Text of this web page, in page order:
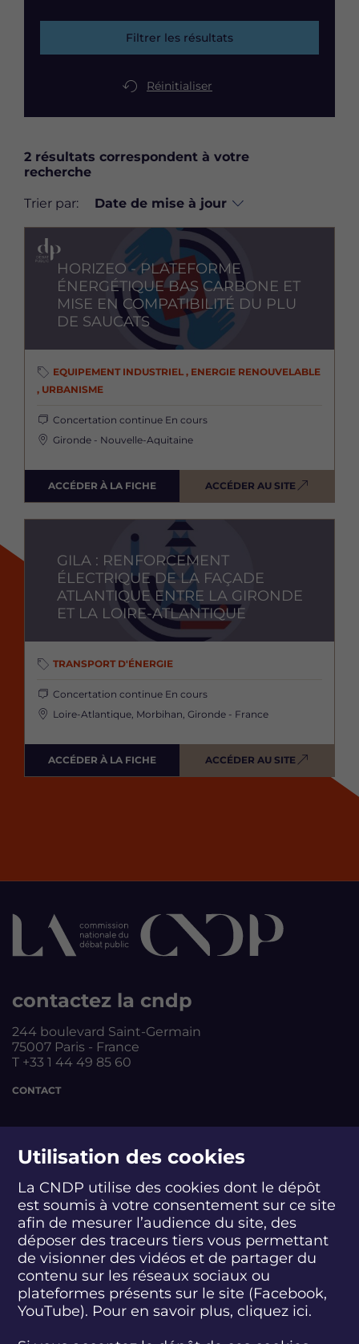
Utilisation des cookies
La CNDP utilise des cookies dont le dépôt
est soumis à votre consentement sur ce site
afin de mesurer l’audience du site, des
déposer des traceurs tiers vous permettant
de visionner des vidéos et de partager du
contenu sur les réseaux sociaux ou
plateformes présents sur le site (Facebook,
YouTube). Pour en savoir plus, cliquez ici.
Filtrer les résultats
Réinitialiser
2 résultats correspondent à votre
recherche
Trier par:
Image
HORIZEO - PLATEFORME
ÉNERGÉTIQUE BAS CARBONE ET
MISE EN COMPATIBILITÉ DU PLU
DE SAUCATS
EQUIPEMENT INDUSTRIEL , ENERGIE RENOUVELABLE
, URBANISME
Concertation continue En cours
Gironde - Nouvelle-Aquitaine
ACCÉDER À LA FICHE ACCÉDER AU SITE
GILA : RENFORCEMENT
ÉLECTRIQUE DE LA FAÇADE
ATLANTIQUE ENTRE LA GIRONDE
ET LA LOIRE-ATLANTIQUE
TRANSPORT D'ÉNERGIE
Concertation continue En cours
Loire-Atlantique, Morbihan, Gironde - France
ACCÉDER À LA FICHE ACCÉDER AU SITE
contactez la cndp
244 boulevard Saint-Germain
75007 Paris - France
T +33 1 44 49 85 60
CONTACT
S
u
e
z
n
S
u
i
v
e
z
-
n
S
u
i
v
e
z
-
n
S
u
i
v
e
z
-
n
S
u
i
v
e
z
-
n
S
u
i
v
e
z
-
n
S
u
i
v
e
-
n
abonnez-vous
S'INSCRIRE À LA NEWSLETTER